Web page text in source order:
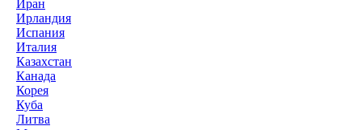
Иран
Ирландия
Испания
Италия
Казахстан
Канада
Корея
Куба
Литва